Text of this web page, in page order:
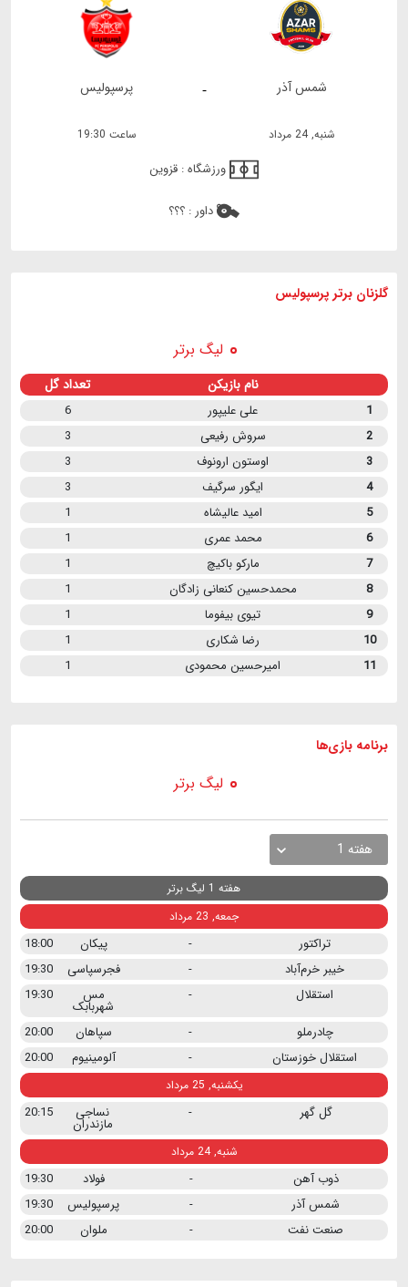
- شمس آذر پرسپولیس
شنبه, 24 مرداد ساعت 19:30
ورزشگاه : قزوین
داور : ؟؟؟
گلزنان برتر پرسپولیس
لیگ برتر
نام بازیکن تعداد گل
1 علی علیپور
6
2
سروش رفیعی
3
3
اوستون ارونوف
3
4
ایگور سرگیف
3
5
امید عالیشاه
1
6
محمد عمری
1
7
مارکو باکیچ
1
8
محمدحسین کنعانی زادگان
1
9
تیوی بیفوما
1
10
رضا شکاری
1
11
امیرحسین محمودی 1
برنامه بازی ها
لیگ برتر
هفته 1
هفته 1 لیگ برتر
جمعه, 23 مرداد
تراکتور - پیکان
18:00
خیبر خرم‌آباد
- فجرسپاسی
19:30
استقلال
- مس
شهربابک
19:30
چادرملو
- سپاهان
20:00
استقلال خوزستان
- آلومینیوم 20:00
یکشنبه, 25 مرداد
گل گهر - نساجی
مازندران
20:15
شنبه, 24 مرداد
ذوب آهن - فولاد
19:30
شمس آذر
- پرسپولیس
19:30
صنعت نفت
- ملوان 20:00